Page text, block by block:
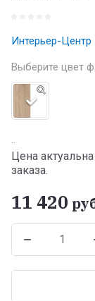
Интерьер-Центр
Выберите цвет
..
Цена
заказа.
11 420